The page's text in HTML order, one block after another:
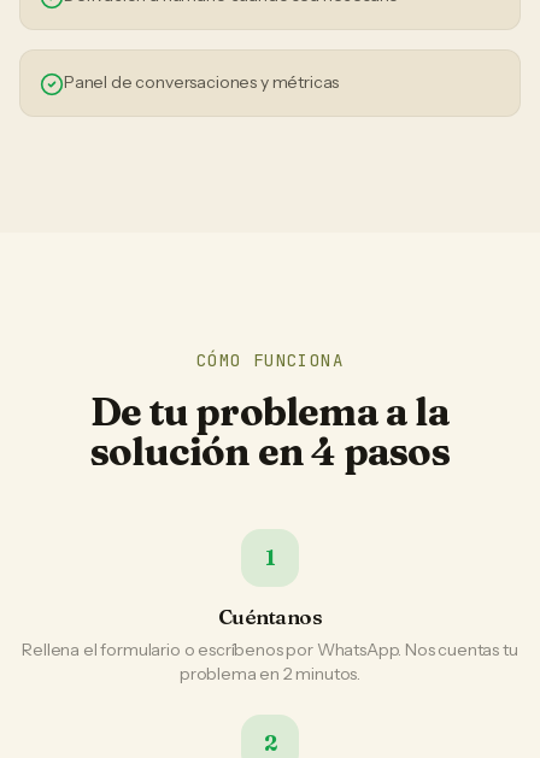
Panel de conversaciones y métricas
CÓMO FUNCIONA
De tu problema a la
solución en 4 pasos
1
Cuéntanos
Rellena el formulario o escríbenos por WhatsApp. Nos cuentas tu
problema en 2 minutos.
2